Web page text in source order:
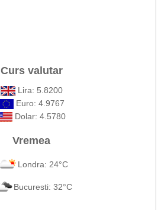
Curs valutar
Lira: 5.8200
Euro: 4.9767
Dolar: 4.5780
Vremea
Londra: 24°C
Bucuresti: 32°C